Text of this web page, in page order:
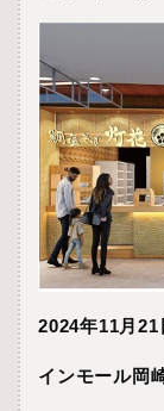
2024年11月 21
インモール岡